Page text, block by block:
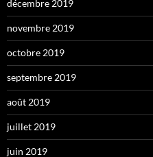
décembre 2019
novembre 2019
octobre 2019
septembre 2019
août 2019
juillet 2019
juin 2019